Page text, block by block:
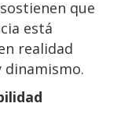
que
está
realidad